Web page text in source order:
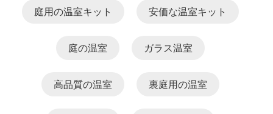
庭用の温室キット 安価な温室キット
庭の温室 ガラス温室
高品質の温室 裏庭用の温室